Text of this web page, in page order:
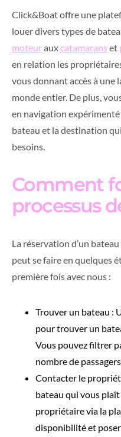
Click&Boat offre une
louer divers types de
moteurauxcatamarans et
en relation les
vous donnant accès à une
monde entier. De plus,
en navigation
bateau et la destination
besoins.
Comment
processus
La réservation d’un
peut se faire en quelques
première fois avec nous :
Trouver un bateau :
pour trouver un
Vous pouvez filtrer
nombre de
Contacter le
bateau qui vous plaît
propriétaire via la
disponibilité et